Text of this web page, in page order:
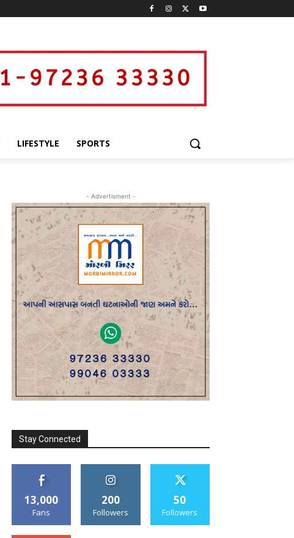
LIFESTYLE SPORTS
- Advertisment -
Stay Connected
13,000
Fans
200
Followers
50
Followers